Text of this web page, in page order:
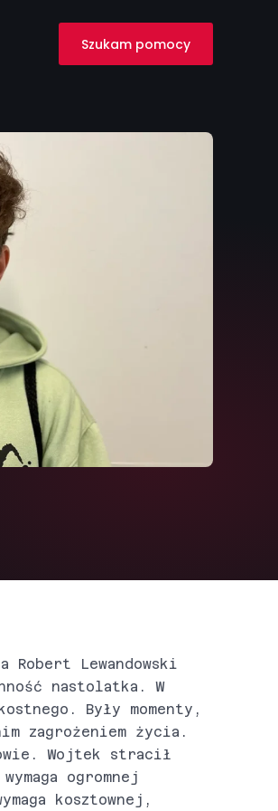
Szukam pomocy
Lewandowski
nastolatka. W
Były momenty,
zagrożeniem życia.
Wojtek stracił
ogromnej
kosztownej,